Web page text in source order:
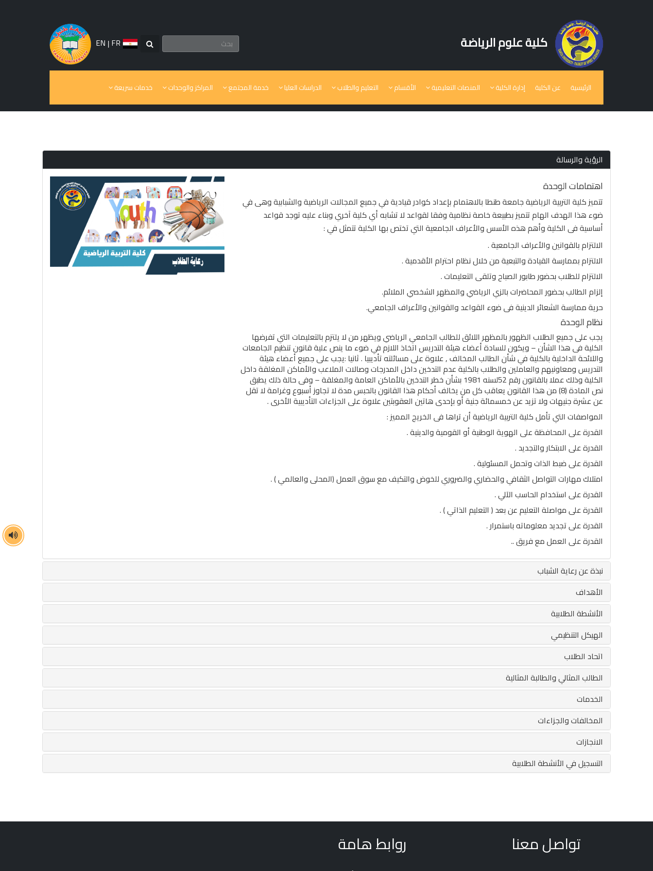
كلية علوم الرياضة EN | FR
الرئيسية عن الكلية إدارة الكلية المنصات التعليمية الأقسام التعليم والطلاب الدراسات العليا خدمة المجتمع المراكز والوحدات خدمات سريعة
الرؤية والرسالة
اهتمامات الوحدة
تتميز كلية التربية الرياضية جامعة طنطا بالاهتمام بإعداد كوادر قيادية في جميع المجالات الرياضية والشبابية وهى في
ضوء هذا الهدف الهام تتميز بطبيعة خاصة نظامية وفقا لقواعد لا تشابه أي كلية آخري وبناء عليه توجد قواعد
أساسية فى الكلية وأهم هذه الأسس والأعراف الجامعية التي تختص بها الكلية تتمثل في :
الالتزام بالقوانين والأعراف الجامعية .
الالتزام بممارسة القيادة والتبعية من خلال نظام احترام الأقدمية .
الالتزام للطلاب بحضور طابور الصباح وتلقى التعليمات .
إلزام الطالب بحضور المحاضرات بالزي الرياضي والمظهر الشخصي الملائم.
حرية ممارسة الشعائر الدينية فى ضوء القواعد والقوانين والأعراف الجامعي.
نظام الوحدة
يجب على جميع الطلاب الظهور بالمظهر اللائق للطالب الجامعي الرياضي ويظهر من لا يلتزم بالتعليمات التي تفرضها
الكلية فى هذا الشأن – ويكون للسادة أعضاء هيئة التدريس اتخاذ اللازم في ضوء ما ينص علية قانون تنظيم الجامعات
واللائحة الداخلية بالكلية في شأن الطالب المخالف , علاوة على مسائلته تأديبيا . ثانيا :يجب على جميع أعضاء هيئة
التدريس ومعاونيهم والعاملين والطلاب بالكلية عدم التدخين داخل المدرجات وصالات الملاعب والأماكن المغلقة داخل
الكلية وذلك عملا بالقانون رقم 52لسنه 1981 بشأن خطر التدخين بالأماكن العامة والمغلقة – وفى حالة ذلك يطبق
نص المادة (8) من هذا القانون يعاقب كل من يخالف أحكام هذا القانون بالحبس مدة لا تجاوز أسبوع وغرامة لا تقل
عن عشرة جنيهات ولا تزيد عن خمسمائة جنية أو بإحدى هاتين العقوبتين علاوة على الجزاءات التأديبية الأخرى .
المواصفات التي تأمل كلية التربية الرياضية أن تراها فى الخريج المميز :
القدرة على المحافظة على الهوية الوطنية أو القومية والدينية .
القدرة على الابتكار والتجديد .
القدرة على ضبط الذات وتحمل المسئولية .
امتلاك مهارات التواصل الثقافي والحضاري والضروري للخوض والتكيف مع سوق العمل (المحلى والعالمي ) .
القدرة على استخدام الحاسب الآلي .
القدرة على مواصلة التعليم عن بعد ( التعليم الذاتي ) .
القدرة على تجديد معلوماته باستمرار .
القدرة على العمل مع فريق ..
نبذة عن رعاية الشباب
الأهداف
الأنشطة الطلابية
الهيكل التنظيمي
اتحاد الطلاب
الطالب المثالي والطالبة المثالية
الخدمات
المخالفات والجزاءات
الانجازات
التسجيل في الأنشطة الطلابية
تواصل معنا روابط هامة